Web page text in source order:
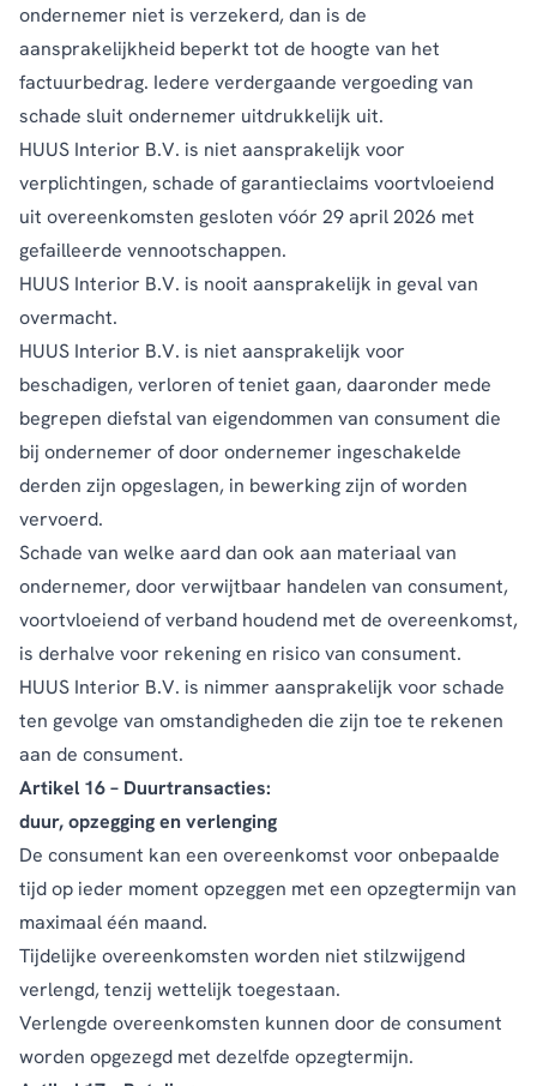
ondernemer niet is verzekerd, dan is de
aansprakelijkheid beperkt tot de hoogte van het
factuurbedrag. Iedere verdergaande vergoeding van
schade sluit ondernemer uitdrukkelijk uit.
HUUS Interior B.V. is niet aansprakelijk voor
verplichtingen, schade of garantieclaims voortvloeiend
uit overeenkomsten gesloten vóór 29 april 2026 met
gefailleerde vennootschappen.
HUUS Interior B.V. is nooit aansprakelijk in geval van
overmacht.
HUUS Interior B.V. is niet aansprakelijk voor
beschadigen, verloren of teniet gaan, daaronder mede
begrepen diefstal van eigendommen van consument die
bij ondernemer of door ondernemer ingeschakelde
derden zijn opgeslagen, in bewerking zijn of worden
vervoerd.
Schade van welke aard dan ook aan materiaal van
ondernemer, door verwijtbaar handelen van consument,
voortvloeiend of verband houdend met de overeenkomst,
is derhalve voor rekening en risico van consument.
HUUS Interior B.V. is nimmer aansprakelijk voor schade
ten gevolge van omstandigheden die zijn toe te rekenen
aan de consument.
Artikel 16 – Duurtransacties:
duur, opzegging en verlenging
De consument kan een overeenkomst voor onbepaalde
tijd op ieder moment opzeggen met een opzegtermijn van
maximaal één maand.
Tijdelijke overeenkomsten worden niet stilzwijgend
verlengd, tenzij wettelijk toegestaan.
Verlengde overeenkomsten kunnen door de consument
worden opgezegd met dezelfde opzegtermijn.